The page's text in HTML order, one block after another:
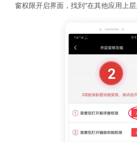
窗权限开启界面，找到“在其他应用上层